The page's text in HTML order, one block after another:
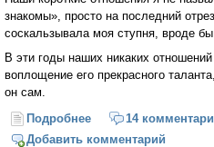
знакомы», просто на последний
соскальзывала моя ступня, вроде
В эти годы наших никаких
воплощение его прекрасного
он сам.
Подробнее о Голоса на
Распутине
14
Добавить комментарий